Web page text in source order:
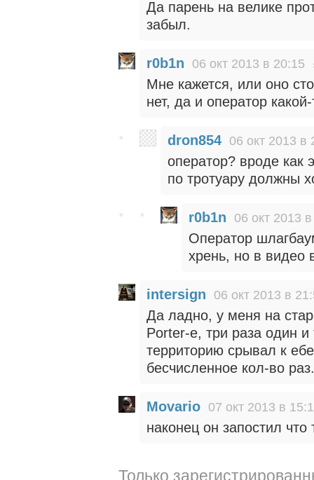
Да парень на велике
забыл.
r0b1n 06 окт 2013 в 20:15
Мне кажется, или оно
нет, да и оператор
dron854 06 окт 2013 в
оператор? вроде
по тротуару должны
r0b1n 06 окт 2013
Оператор
хрень, но в видео
intersign 06 окт 2013 в
Да ладно, у меня на
Porter-е, три раза один
территорию срывал к
бесчисленное кол-во раз.
Movario 07 окт 2013 в
наконец он запостил что
Только